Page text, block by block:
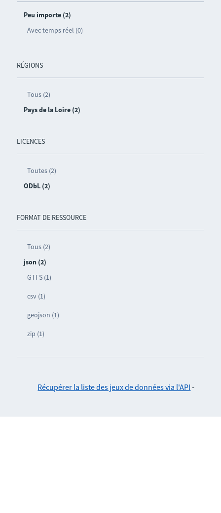
Peu importe (2)
Avec temps réel (0)
RÉGIONS
Tous (2)
Pays de la Loire (2)
LICENCES
Toutes (2)
ODbL (2)
FORMAT DE RESSOURCE
Tous (2)
json (2)
GTFS (1)
csv (1)
geojson (1)
zip (1)
Récupérer la liste des jeux de données via l'API -